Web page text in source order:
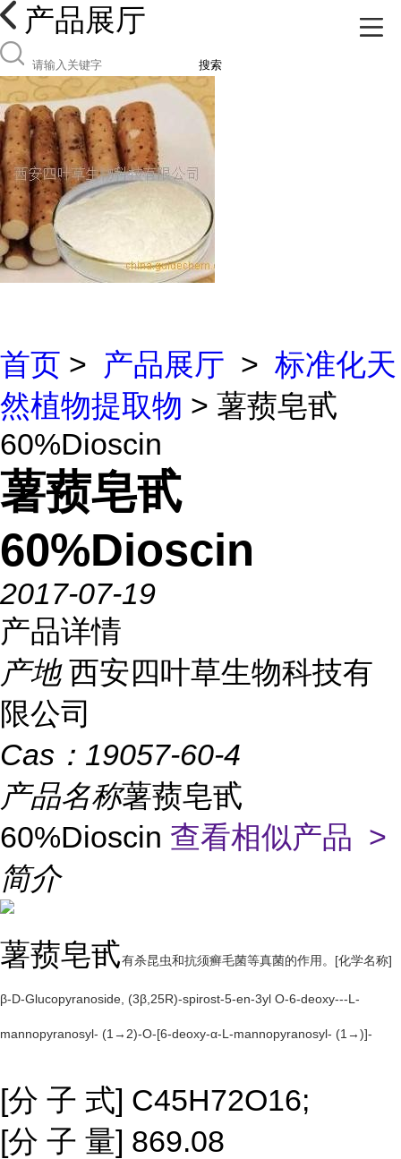
产品展厅
搜索
首页 > 产品展厅 > 标准化天
然植物提取物 > 薯蓣皂甙
60%Dioscin
薯蓣皂甙
60%Dioscin
2017-07-19
产品详情
产地 西安四叶草生物科技有
限公司
Cas： 19057-60-4
产品名称薯蓣皂甙
60%Dioscin 查看相似产品 >
简介
薯蓣皂甙有杀昆虫和抗须癣毛菌等真菌的作用。[化学名称]
β-D-Glucopyranoside, (3β,25R)-spirost-5-en-3yl O-6-deoxy---L-
mannopyranosyl- (1→2)-O-[6-deoxy-α-L-mannopyranosyl- (1→)]-
[分 子 式] C45H72O16;
[分 子 量] 869.08